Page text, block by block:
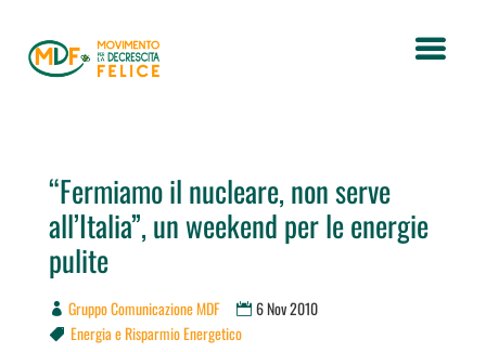
“Fermiamo il nucleare, non serve
all’Italia”, un weekend per le energie
pulite
Gruppo Comunicazione MDF 6 Nov 2010
 Energia e Risparmio Energetico